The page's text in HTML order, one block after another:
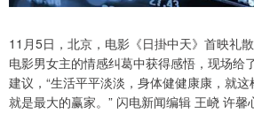
11月5日，北京，电影《日掛中天》首映礼
电影男女主的情感纠葛中获得感悟，现场给
建议，“生活平平淡淡，身体健健康康，就
就是最大的赢家。” 闪电新闻编辑 王峣 许馨